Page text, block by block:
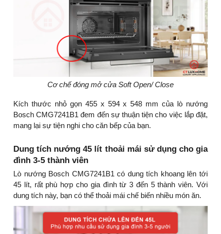
Cơ chế đóng mở cửa Soft Open/ Close
Kích thước nhỏ gọn 455 x 594 x 548 mm của lò nướng
Bosch CMG7241B1 đem đến sự thuận tiện cho việc lắp đặt,
mang lại sự tiện nghi cho căn bếp của bạn.
Dung tích nướng 45 lít thoải mái sử dụng cho gia
đình 3-5 thành viên
Lò nướng Bosch CMG7241B1 có dung tích khoang lên tới
45 lít, rất phù hợp cho gia đình từ 3 đến 5 thành viên. Với
dung tích này, bạn có thể thoải mái chế biến nhiều món ăn.